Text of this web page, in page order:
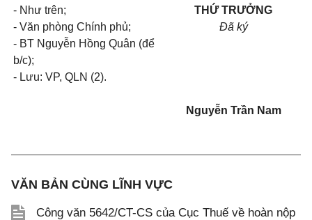
- Như trên;
- Văn phòng Chính phủ;
- BT Nguyễn Hồng Quân (để
b/c);
- Lưu: VP, QLN (2).
THỨ TRƯỞNG
Đã ký
Nguyễn Trần Nam
VĂN BẢN CÙNG LĨNH VỰC
Công văn 5642/CT-CS của Cục Thuế về hoàn nộp